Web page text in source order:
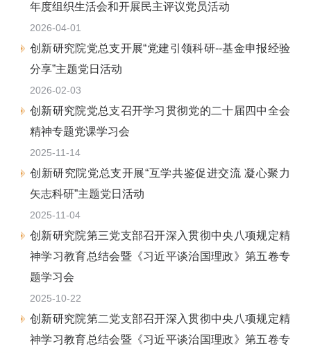
年度组织生活会和开展民主评议党员活动
2026-04-01
创新研究院党总支开展“党建引领科研--基金申报经验
分享”主题党日活动
2026-02-03
创新研究院党总支召开学习贯彻党的二十届四中全会
精神专题党课学习会
2025-11-14
创新研究院党总支开展“互学共鉴促进交流 凝心聚力
矢志科研”主题党日活动
2025-11-04
创新研究院第三党支部召开深入贯彻中央八项规定精
神学习教育总结会暨《习近平谈治国理政》第五卷专
题学习会
2025-10-22
创新研究院第二党支部召开深入贯彻中央八项规定精
神学习教育总结会暨《习近平谈治国理政》第五卷专